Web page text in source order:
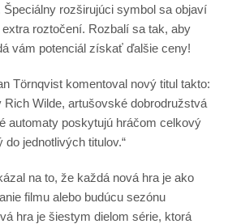
rozširujúci symbol sa objaví
roztočení. Rozbalí sa tak, aby
vám potenciál získať ďalšie ceny!
Törnqvist komentoval nový titul takto:
Rich Wilde, artušovské dobrodružstvá
automaty poskytujú hráčom celkový
jednotlivých titulov.“
na to, že každá nová hra je ako
filmu alebo budúcu sezónu
hra je šiestym dielom série, ktorá